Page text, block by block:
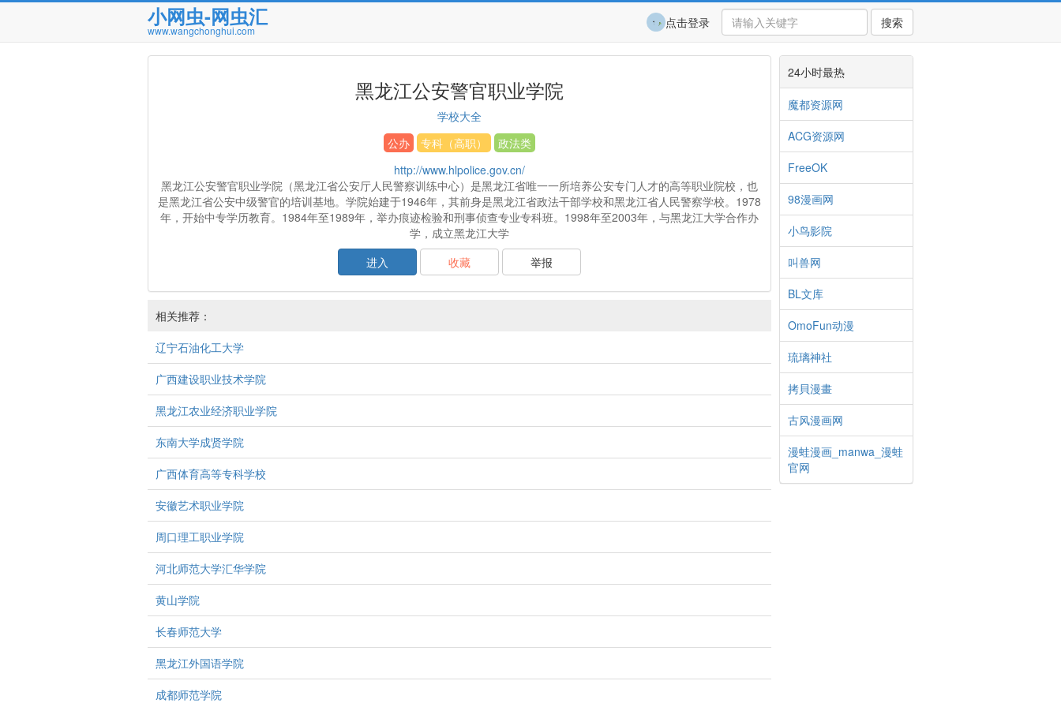
小网虫-网虫汇
www.wangchonghui.com 搜索
点击登录
黑龙江公安警官职业学院
学校大全
公办
专科（高职）
政法类
http://www.hlpolice.gov.cn/
黑龙江公安警官职业学院（黑龙江省公安厅人民警察训练中心）是黑龙江省唯一一所培养公安专门人才的高等职业院校，也
是黑龙江省公安中级警官的培训基地。学院始建于1946年，其前身是黑龙江省政法干部学校和黑龙江省人民警察学校。1978
年，开始中专学历教育。1984年至1989年，举办痕迹检验和刑事侦查专业专科班。1998年至2003年，与黑龙江大学合作办
学，成立黑龙江大学
进入
收藏 举报
相关推荐：
辽宁石油化工大学
广西建设职业技术学院
黑龙江农业经济职业学院
东南大学成贤学院
广西体育高等专科学校
安徽艺术职业学院
周口理工职业学院
河北师范大学汇华学院
黄山学院
长春师范大学
黑龙江外国语学院
成都师范学院
24小时最热
魔都资源网
ACG资源网
FreeOK
98漫画网
小鸟影院
叫兽网
BL文库
OmoFun动漫
琉璃神社
拷貝漫畫
古风漫画网
漫蛙漫画_manwa_漫蛙
官网